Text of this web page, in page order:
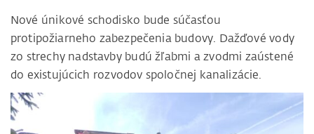
Nové únikové schodisko bude súčasťou
protipožiarneho zabezpečenia budovy. Dažďové vody
zo strechy nadstavby budú žľabmi a zvodmi zaústené
do existujúcich rozvodov spoločnej kanalizácie.